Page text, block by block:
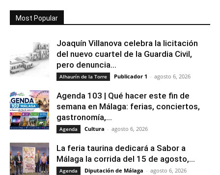
Most Popular
Joaquín Villanova celebra la licitación
del nuevo cuartel de la Guardia Civil,
pero denuncia...
Alhaurín de la Torre Publicador 1 - agosto 6, 2026
Agenda 103 | Qué hacer este fin de
semana en Málaga: ferias, conciertos,
gastronomía,...
Agenda Cultura - agosto 6, 2026
La feria taurina dedicará a Sabor a
Málaga la corrida del 15 de agosto,...
Agenda Diputación de Málaga - agosto 6, 2026